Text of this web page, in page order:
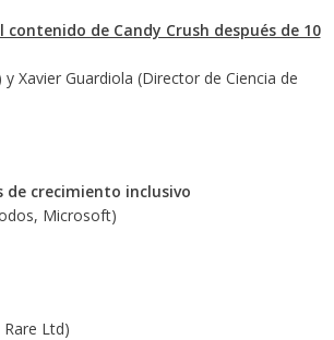
de Candy Crush después de 10
Xavier Guardiola (Director de Ciencia de
de crecimiento inclusivo
Microsoft)
Ltd)